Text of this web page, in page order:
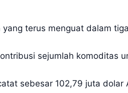
terus menguat dalam
sejumlah komoditas
sebesar 102,79 juta